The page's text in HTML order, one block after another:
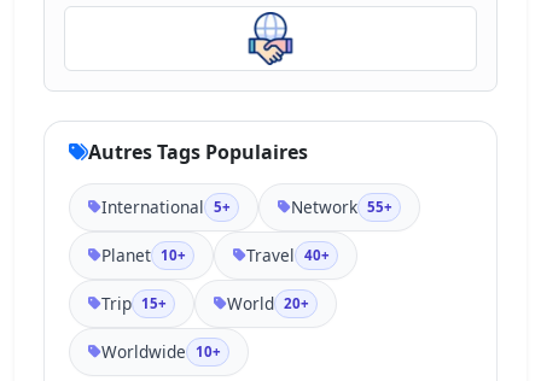
Autres Tags Populaires
International 5+ Network 55+
Planet 10+ Travel 40+
Trip 15+ World 20+
Worldwide 10+